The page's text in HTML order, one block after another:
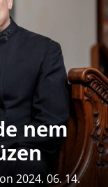
nem
2024. 06. 14.